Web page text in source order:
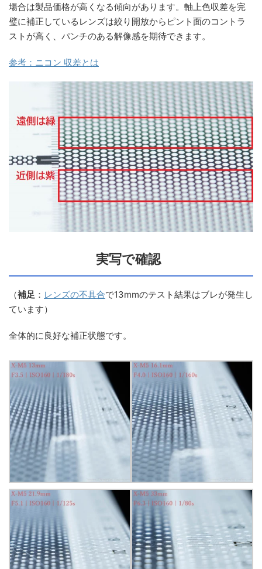
場合は製品価格が高くなる傾向があります。軸上色収差を完
璧に補正しているレンズは絞り開放からピント面のコントラ
ストが高く、パンチのある解像感を期待できます。
参考：ニコン 収差とは
実写で確認
（補足 ： レンズの不具合で13mmのテスト結果はブレが発生し
ています）
全体的に良好な補正状態です。